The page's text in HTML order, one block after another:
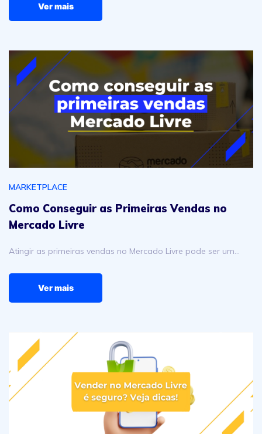
Ver mais
Como Conseguir as Primeiras Vendas no Mercado Livre
MARKETPLACE
Como Conseguir as Primeiras Vendas no
Mercado Livre
Atingir as primeiras vendas no Mercado Livre pode ser um…
Ver mais
Vender no Mercado Livre é seguro? Veja tudo que você